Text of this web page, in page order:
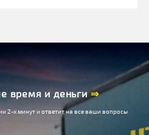
время и деньги⇒
2-х минут и ответит на все ваши вопросы